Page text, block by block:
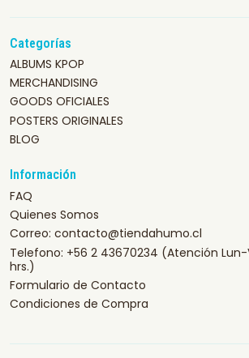
Categorías
ALBUMS KPOP
MERCHANDISING
GOODS OFICIALES
POSTERS ORIGINALES
BLOG
Información
FAQ
Quienes Somos
Correo: contacto@tiendahumo.cl
Telefono: +56 2 43670234 (Atención Lun-
hrs.)
Formulario de Contacto
Condiciones de Compra